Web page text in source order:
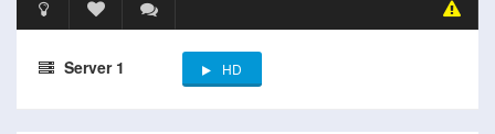
Server 1 HD